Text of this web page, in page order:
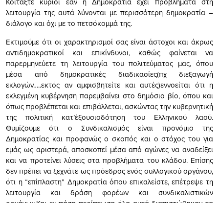
λειτουργία της αυτά λύνονται με περισσότερη δημοκρατία –
διάλογο και όχι με το πετσόκομμά της.
Εκτιμούμε ότι οι χαρακτηρισμοί σας είναι άστοχοι και άκρως
αντιδημοκρατικοί και επικίνδυνοι, καθώς φαίνεται να
παρερμηνεύετε τη λειτουργία του πολιτεύματος μας, όπου
μέσα από δημοκρατικές διαδικασίες(πχ διεξαγωγή
εκλογών…..εκτός αν αμφισβητείτε και αυτές)εννοείται ότι η
εκλεγμένη κυβέρνηση παρεμβαίνει στο δημόσιο βίο, όπου και
όπως προβλέπεται και επιβάλλεται, ασκώντας την κυβερνητική
της πολιτική κατ’έξουσιοδότηση του Ελληνικού λαού.
Θυμίζουμε ότι ο Συνδικαλισμός είναι προνόμιο της
Δημοκρατίας και προφανώς ο σκοπός και ο στόχος του για
εμάς ως αριστερά, αποσκοπεί μέσα από αγώνες να αναδείξει
και να προτείνει λύσεις στα προβλήματα του κλάδου. Επίσης
δεν πρέπει να ξεχνάτε ως πρόεδρος ενός συλλογικού οργάνου,
ότι η “επίπλαστη” Δημοκρατία όπου επικαλείστε, επέτρεψε τη
λειτουργία και δράση φορέων και συνδικαλιστικών